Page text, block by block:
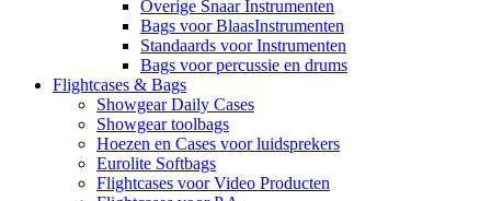
Overige Snaar Instrumenten
Bags voor BlaasInstrumenten
Standaards voor Instrumenten
Bags voor percussie en drums
Flightcases & Bags
Showgear Daily Cases
Showgear toolbags
Hoezen en Cases voor luidsprekers
Eurolite Softbags
Flightcases voor Video Producten